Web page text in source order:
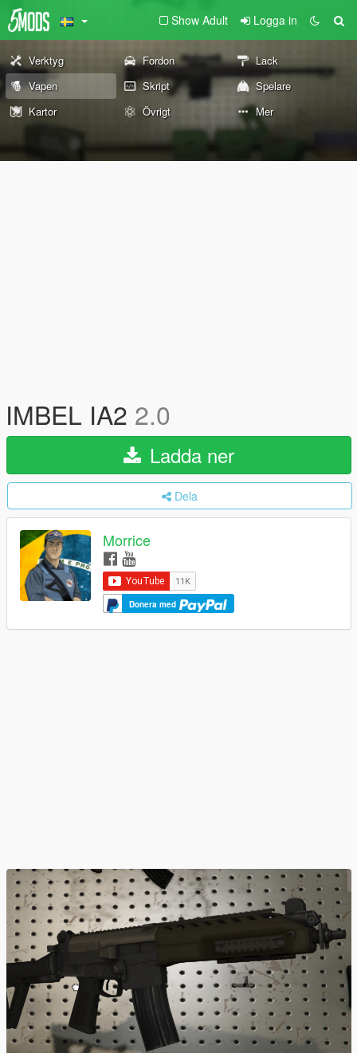
Show Adult Logga in
Verktyg Fordon
Lack
Vapen
Skript
Spelare
Kartor
Övrigt Mer
IMBEL IA2 2.0
Ladda ner
Dela
Morrice
Donera med